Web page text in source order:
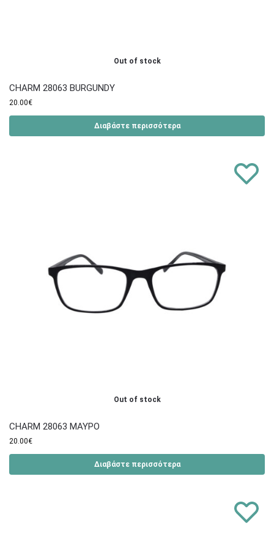
Out of stock
CHARM 28063 BURGUNDY
20.00€
Διαβάστε περισσότερα
Out of stock
CHARM 28063 ΜΑΥΡΟ
20.00€
Διαβάστε περισσότερα